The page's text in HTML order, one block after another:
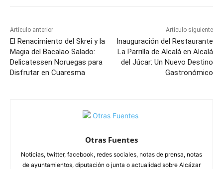
Artículo anterior
El Renacimiento del Skrei y la
Magia del Bacalao Salado:
Delicatessen Noruegas para
Disfrutar en Cuaresma
Artículo siguiente
Inauguración del Restaurante
La Parrilla de Alcalá en Alcalá
del Júcar: Un Nuevo Destino
Gastronómico
Otras Fuentes
Noticias, twitter, facebook, redes sociales, notas de prensa, notas
de ayuntamientos, diputación o junta o actualidad sobre Alcázar